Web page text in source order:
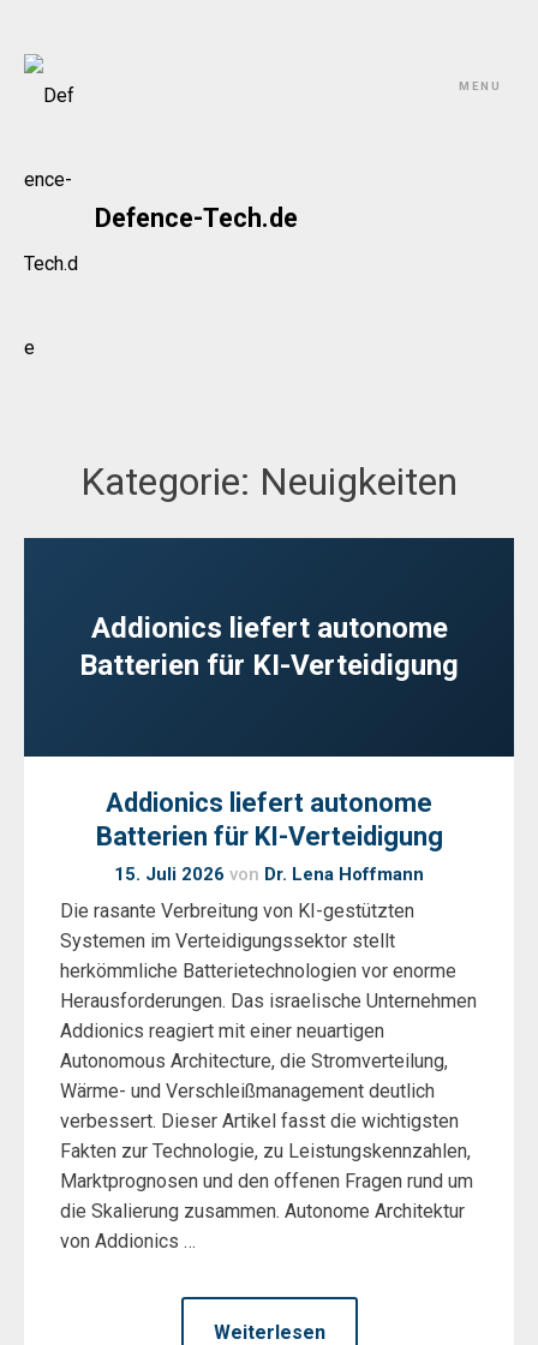
Skip
Defence-Tech.de
MENU
Kategorie: Neuigkeiten
Addionics liefert autonome
Batterien für KI-Verteidigung
Addionics liefert autonome
Batterien für KI-Verteidigung
15. Juli 2026 von Dr. Lena Hoffmann
Die rasante Verbreitung von KI-gestützten
Systemen im Verteidigungssektor stellt
herkömmliche Batterietechnologien vor enorme
Herausforderungen. Das israelische Unternehmen
Addionics reagiert mit einer neuartigen
Autonomous Architecture, die Stromverteilung,
Wärme- und Verschleißmanagement deutlich
verbessert. Dieser Artikel fasst die wichtigsten
Fakten zur Technologie, zu Leistungskennzahlen,
Marktprognosen und den offenen Fragen rund um
die Skalierung zusammen. Autonome Architektur
von Addionics …
Weiterlesen